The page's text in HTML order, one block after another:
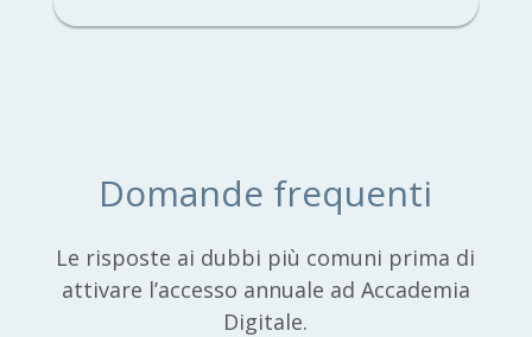
Domande frequenti
Le risposte ai dubbi più comuni prima di
attivare l’accesso annuale ad Accademia
Digitale.